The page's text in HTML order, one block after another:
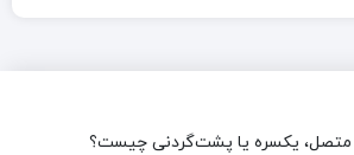
یکسره یا پشت‌گردنی چیست؟